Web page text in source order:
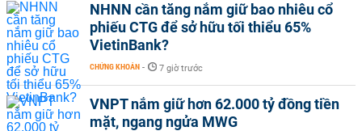
NHNN cần tăng nắm giữ bao nhiêu cổ
phiếu CTG để sở hữu tối thiểu 65%
VietinBank?
CHỨNG KHOÁN - 7 giờ trước
VNPT nắm giữ hơn 62.000 tỷ đồng tiền
mặt, ngang ngửa MWG